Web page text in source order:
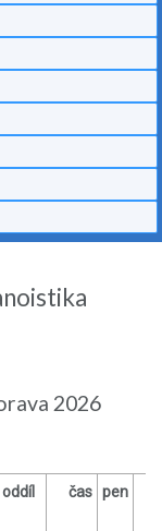
2026
oddíl čas pen